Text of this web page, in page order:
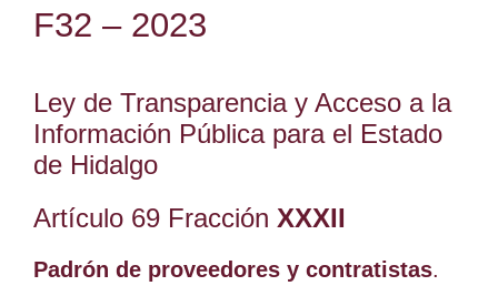
F32 – 2023
Ley de Transparencia y Acceso a la
Información Pública para el Estado
de Hidalgo
Artículo 69 Fracción XXXII
Padrón de proveedores y contratistas.